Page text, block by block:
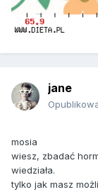
jane
mosia
wiesz, zbadać
wiedziała.
tylko jak masz